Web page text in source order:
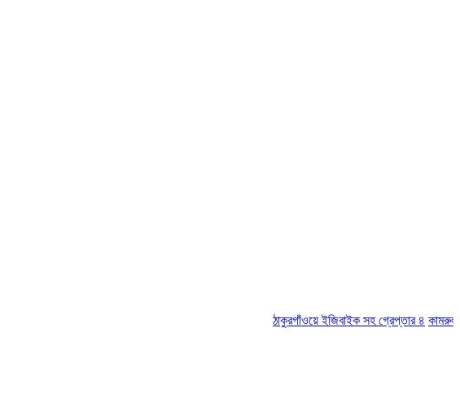
ঠাকুরগাঁওয়ে ইজিবাইক সহ গ্রেপ্তার ৪ কামরুল-জসিম